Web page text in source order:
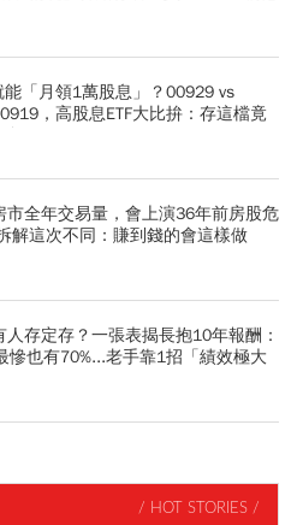
「月領1萬股息」？00929 vs
，高股息ETF大比拚：存這檔竟
」
市全年交易量，會上演36年前房股危
解這次不同：賺到錢的會這樣做
存定存？一張表揭長抱10年報酬：
慘也有70%...老手靠1招「績效極大
/ HOT STORIES /